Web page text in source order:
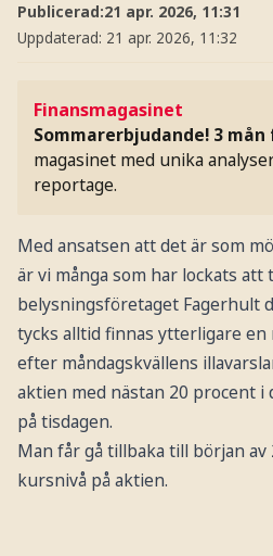
Publicerad:21 apr. 2026, 11:31
Uppdaterad: 21 apr. 2026, 11:32
Finansmagasinet
Sommarerbjudande! 3
magasinet med unika
reportage.
Med ansatsen att det är som
är vi många som har lockats
belysningsföretaget Fagerhult
tycks alltid finnas ytterligare en
efter måndagskvällens
aktien med nästan 20 procent i
på tisdagen.
Man får gå tillbaka till början
kursnivå på aktien.